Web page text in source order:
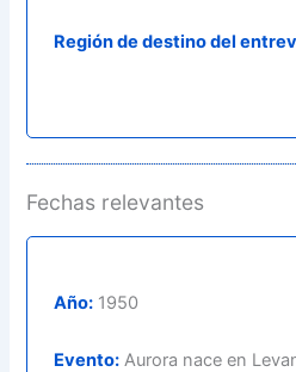
Región de destino del
Fechas relevantes
Año: 1950
Evento: Aurora nace en